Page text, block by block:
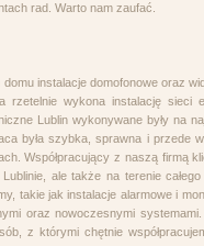
rad. Warto nam zaufać.
instalacje domofonowe oraz
rzetelnie wykona instalację sieci
Lublin wykonywane były na
była szybka, sprawna i przede
Współpracujący z naszą firmą
ale także na terenie
takie jak instalacje alarmowe i
oraz nowoczesnymi
z którymi chętnie